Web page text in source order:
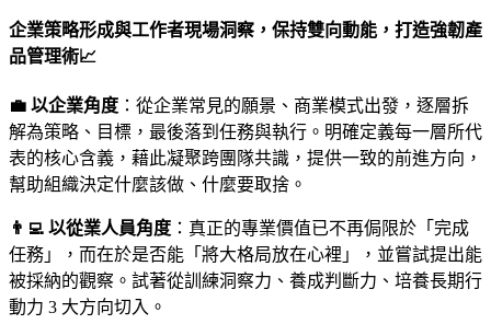
企業策略形成與工作者現場洞察，保持雙向動能，打造強韌產
品管理術📈
💼 以企業角度 ：從企業常見的願景、商業模式出發，逐層拆
解為策略、目標，最後落到任務與執行。明確定義每一層所代
表的核心含義，藉此凝聚跨團隊共識，提供一致的前進方向，
幫助組織決定什麼該做、什麼要取捨。
👨‍💻 以從業人員角度 ：真正的專業價值已不再侷限於「完成
任務」，而在於是否能「將大格局放在心裡」，並嘗試提出能
被採納的觀察。試著從訓練洞察力、養成判斷力、培養長期行
動力 3 大方向切入。